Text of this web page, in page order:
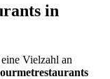
in
Vielzahl an